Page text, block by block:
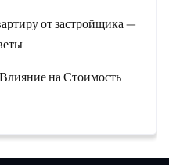
от застройщика —
на Стоимость